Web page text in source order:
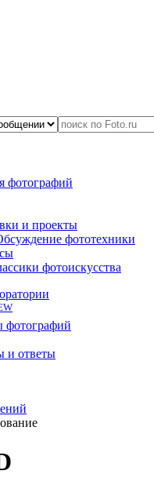
фотографий
и проекты
фототехники
фотоискусства
и ответы